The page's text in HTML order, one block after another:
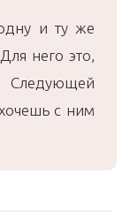
и ту же
него это,
с ним